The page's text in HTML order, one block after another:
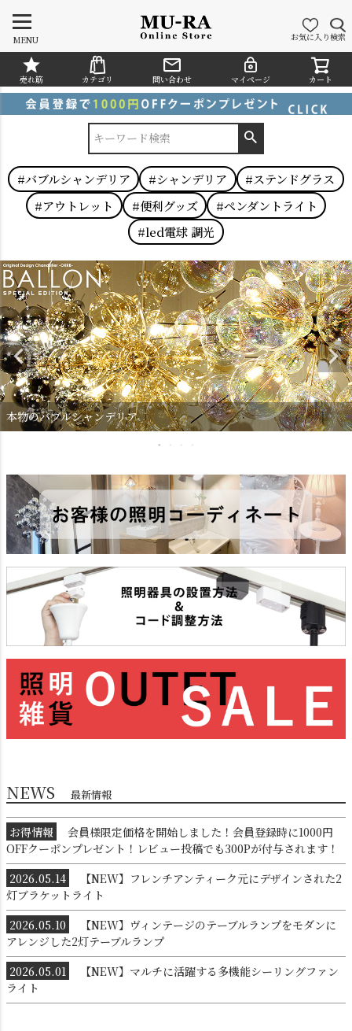
MENU お気に入り検索
CATEGORY
シャンデリア ペンダントライト
ダクトレール テーブルランプ
フロアライト ブラケットライト
シーリングライト シーリングファン
売れ筋 カテゴリ 問い合わせ マイページ カート
#バブルシャンデリア #シャンデリア
#ステンドグラス
#アウトレット
#便利グッズ
#ペンダントライト
#led電球 調光
本物のバブルシャンデリア
NEWS 最新情報
お得情報
会員様限定価格を開始しました！会員登録時に1000円
OFFクーポンプレゼント！レビュー投稿でも300Pが付与されます！
2026.05.14
【NEW】フレンチアンティーク元にデザインされた2
灯ブラケットライト
2026.05.10
【NEW】ヴィンテージのテーブルランプをモダンに
アレンジした2灯テーブルランプ
2026.05.01
【NEW】マルチに活躍する多機能シーリングファン
ライト